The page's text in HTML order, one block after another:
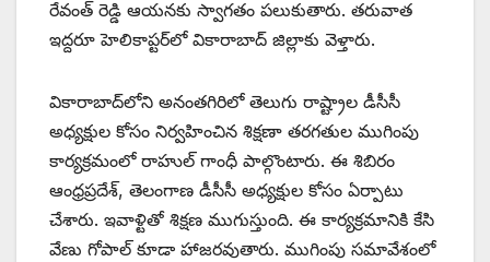
రేవంత్ రెడ్డి ఆయనకు స్వాగతం పలుకుతారు. తరువాత
ఇద్దరూ హెలికాప్టర్‌లో వికారాబాద్ జిల్లాకు వెళ్తారు.
వికారాబాద్‌లోని అనంతగిరిలో తెలుగు రాష్ట్రాల డీసీసీ
అధ్యక్షుల కోసం నిర్వహించిన శిక్షణా తరగతుల ముగింపు
కార్యక్రమంలో రాహుల్ గాంధీ పాల్గొంటారు. ఈ శిబిరం
ఆంధ్రప్రదేశ్, తెలంగాణ డీసీసీ అధ్యక్షుల కోసం ఏర్పాటు
చేశారు. ఇవాళ్టితో శిక్షణ ముగుస్తుంది. ఈ కార్యక్రమానికి కేసి
వేణు గోపాల్ కూడా హాజరవుతారు. ముగింపు సమావేశంలో